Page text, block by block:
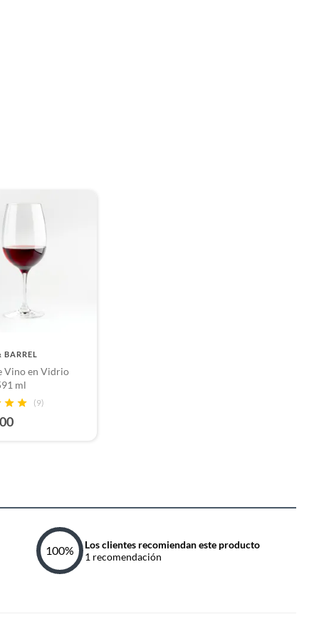
BARREL
Vino en Vidrio
ml
(9)
100%
Los clientes recomiendan este producto
1 recomendación